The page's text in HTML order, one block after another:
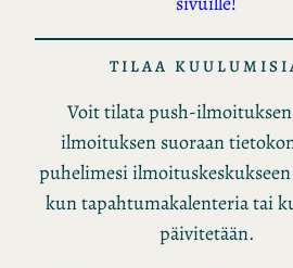
TILAA
Voit tilata push-ilmoituksen
ilmoituksen suoraan
puhelimesi
kun tapahtumakalenteria tai
päivitetään.